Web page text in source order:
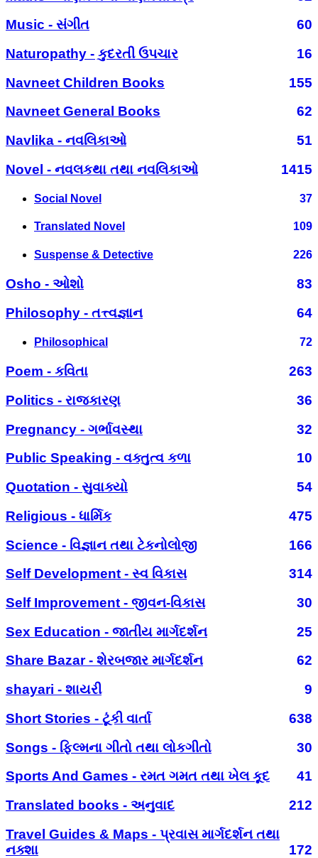
Music - સંગીત
60
Naturopathy - કુદરતી ઉપચાર
16
Navneet Children Books
155
Navneet General Books
62
Navlika - નવલિકાઓ
51
Novel - નવલકથા તથા નવલિકાઓ
1415
Social Novel 37
Translated Novel 109
Suspense & Detective 226
Osho - ઓશો
83
Philosophy - તત્ત્વજ્ઞાન
64
Philosophical 72
Poem - કવિતા
263
Politics - રાજકારણ
36
Pregnancy - ગર્ભાવસ્થા
32
Public Speaking - વક્તુત્વ કળા
10
Quotation - સુવાક્યો
54
Religious - ધાર્મિક
475
Science - વિજ્ઞાન તથા ટેકનોલોજી
166
Self Development - સ્વ વિકાસ
314
Self Improvement - જીવન-વિકાસ
30
Sex Education - જાતીય માર્ગદર્શન
25
Share Bazar - શેરબજાર માર્ગદર્શન
62
shayari - શાયરી
9
Short Stories - ટૂંકી વાર્તા
638
Songs - ફિલ્મના ગીતો તથા લોકગીતો
30
Sports And Games - રમત ગમત તથા ખેલ કૂદ
41
Translated books - અનુવાદ
212
Travel Guides & Maps - પ્રવાસ માર્ગદર્શન તથા
નક્શા
172